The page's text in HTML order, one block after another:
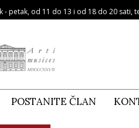
- petak, od 11 do 13 i od 18 do 20 sati,
POSTANITE ČLAN